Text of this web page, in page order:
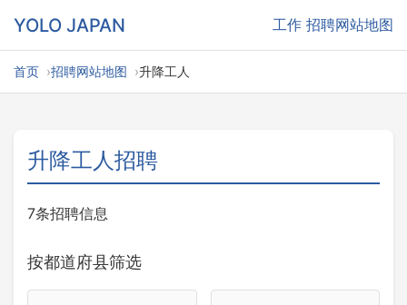
YOLO JAPAN 工作 招聘网站地图
首页 招聘网站地图 升降工人
升降工人招聘
7条招聘信息
按都道府县筛选